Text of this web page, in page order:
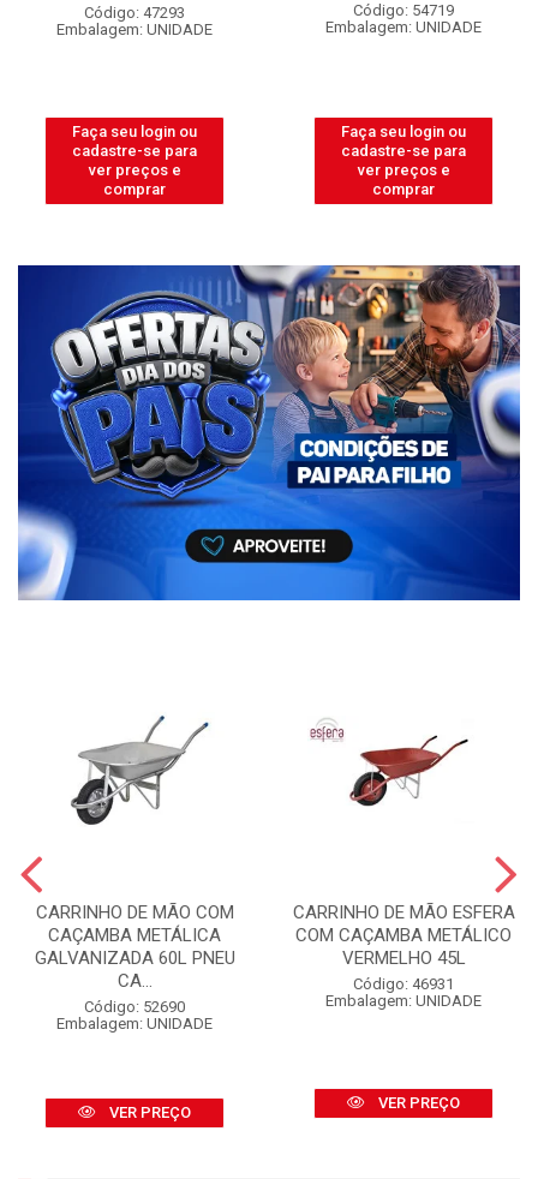
Código: 47293
Embalagem: UNIDADE
Faça seu login ou
cadastre-se para
ver preços e
comprar
Código: 54719
Embalagem: UNIDADE
Faça seu login ou
cadastre-se para
ver preços e
comprar
CARRINHO DE MÃO COM
CAÇAMBA METÁLICA
GALVANIZADA 60L PNEU
CA...
Código: 52690
Embalagem: UNIDADE
VER PREÇO
CARRINHO DE MÃO ESFERA
COM CAÇAMBA METÁLICO
VERMELHO 45L
Código: 46931
Embalagem: UNIDADE
VER PREÇO